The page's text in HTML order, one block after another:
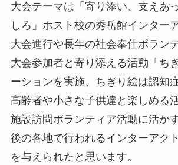
大会テーマは「寄り添い、支えあ
しろ」ホスト校の秀岳館インター
大会進行や長年の社会奉仕ボラン
大会参加者と寄り添える活動「ち
ーションを実施、ちぎり絵は認知
高齢者や小さな子供達と楽しめる
施設訪問ボランティア活動に活か
後の各地で行われるインターアク
を与えられたと思います。